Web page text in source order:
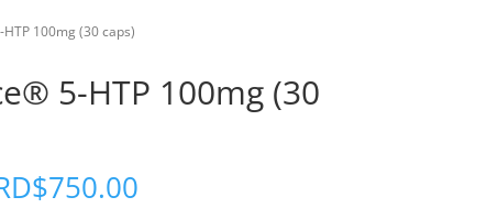
100mg (30 caps)
5-HTP 100mg (30
750.00